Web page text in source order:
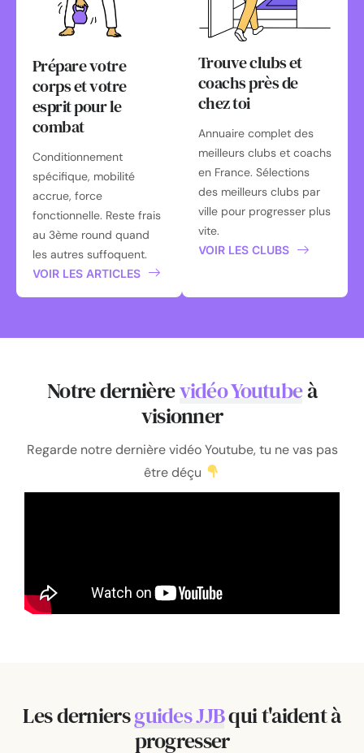
Prépare votre
corps et votre
esprit pour le
combat
Conditionnement
spécifique, mobilité
accrue, force
fonctionnelle. Reste frais
au 3ème round quand
les autres suffoquent.
VOIR LES ARTICLES
Trouve clubs et
coachs près de
chez toi
Annuaire complet des
meilleurs clubs et coachs
en France. Sélections
des meilleurs clubs par
ville pour progresser plus
vite.
VOIR LES CLUBS
Notre dernièrevidéo Youtubeà
visionner
Regarde notre dernière vidéo Youtube, tu ne vas pas
être déçu
Les derniersguides JJBqui t'aident à
progresser